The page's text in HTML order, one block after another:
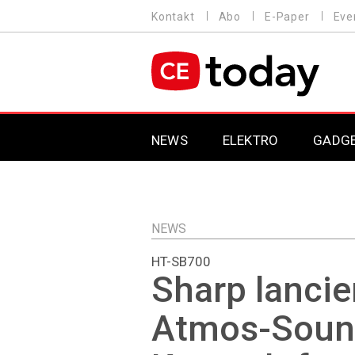
zum
MENU
Kontakt Abo E-Paper
MAIN NAVIGATION
NEWS ELEKTRO
NEWS
HT-SB700
Sharp
Atmos-